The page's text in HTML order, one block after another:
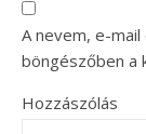
A nevem, e-
böngészőben a
Hozzászólás